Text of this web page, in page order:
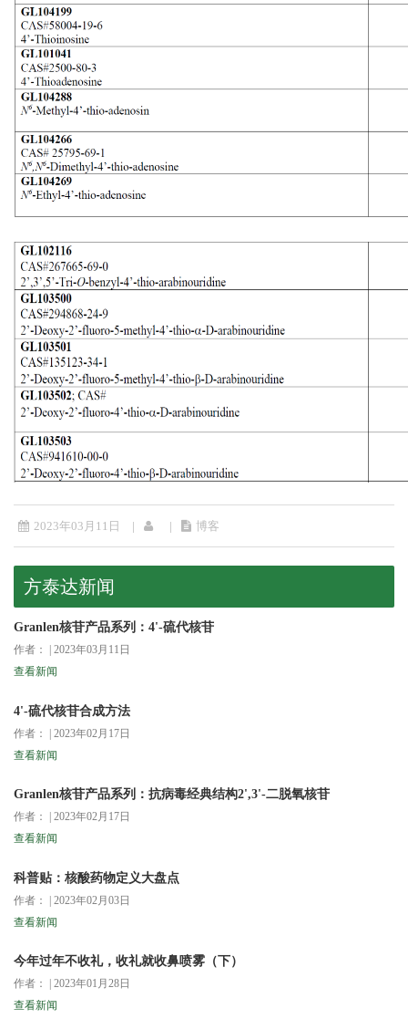
2023年03月11日 博客
方泰达新闻
Granlen核苷产品系列：4'-硫代核苷
作者： | 2023年03月11日
查看新闻
4'-硫代核苷合成方法
作者： | 2023年02月17日
查看新闻
Granlen核苷产品系列：抗病毒经典结构2',3'-二脱氧核苷
作者： | 2023年02月17日
查看新闻
科普贴：核酸药物定义大盘点
作者： | 2023年02月03日
查看新闻
今年过年不收礼，收礼就收鼻喷雾（下）
作者： | 2023年01月28日
查看新闻